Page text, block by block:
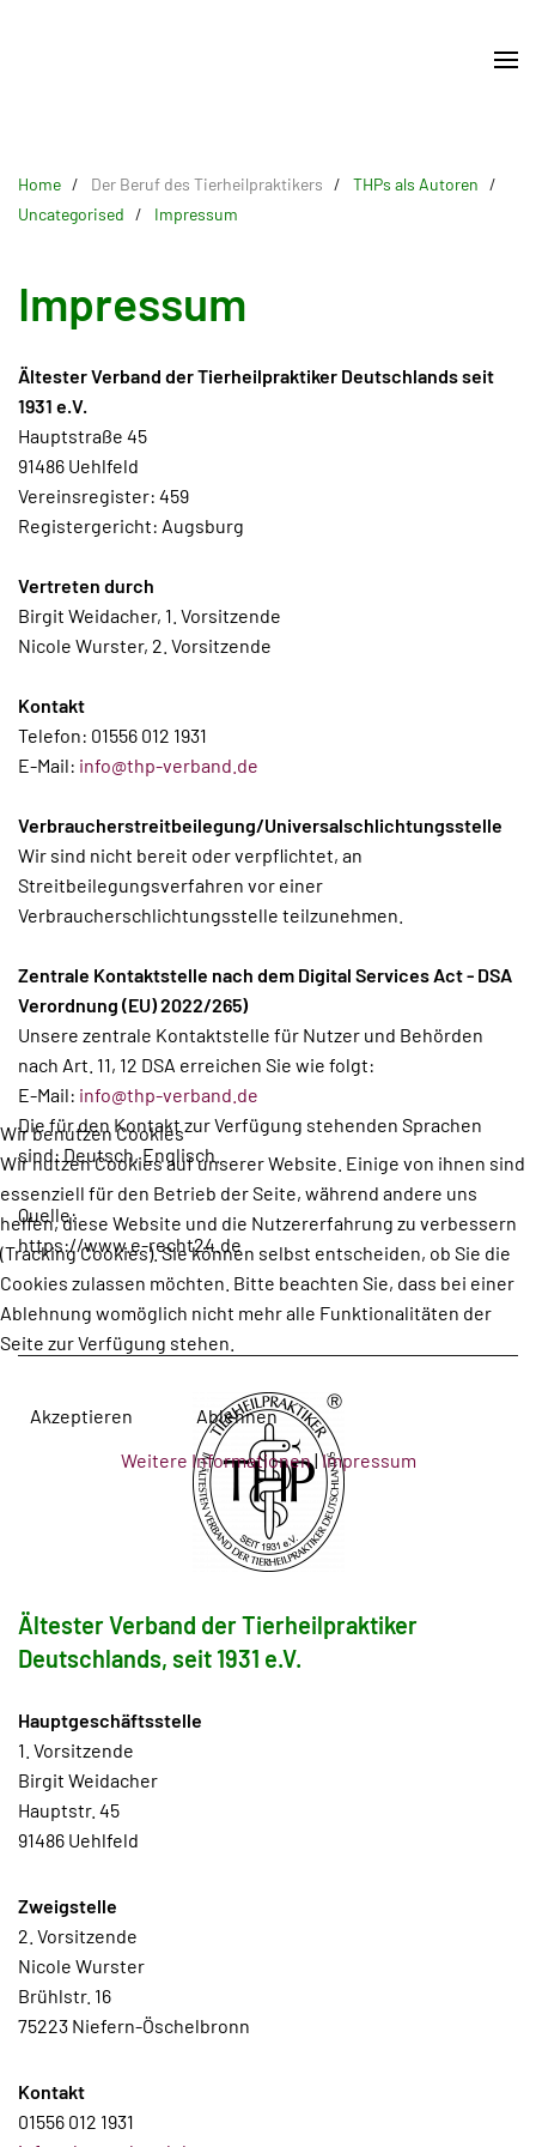
Home Der Beruf des Tierheilpraktikers
THPs als Autoren
Uncategorised
Impressum
Impressum
Ältester Verband der Tierheilpraktiker Deutschlands seit
1931 e.V.
Hauptstraße 45
91486 Uehlfeld
Vereinsregister: 459
Registergericht: Augsburg
Vertreten durch
Birgit Weidacher, 1. Vorsitzende
Nicole Wurster, 2. Vorsitzende
Kontakt
Telefon: 01556 012 1931
E-Mail: info@thp-verband.de
Verbraucherstreitbeilegung/Universalschlichtungsstelle
Wir sind nicht bereit oder verpflichtet, an
Streitbeilegungsverfahren vor einer
Verbraucherschlichtungsstelle teilzunehmen.
Zentrale Kontaktstelle nach dem Digital Services Act - DSA
Verordnung (EU) 2022/265)
Unsere zentrale Kontaktstelle für Nutzer und Behörden
nach Art. 11, 12 DSA erreichen Sie wie folgt:
E-Mail: info@thp-verband.de
Die für den Kontakt zur Verfügung stehenden Sprachen
sind: Deutsch, Englisch.
Quelle:
https://www.e-recht24.de
Ältester Verband der Tierheilpraktiker
Deutschlands, seit 1931 e.V.
Hauptgeschäftsstelle
1. Vorsitzende
Birgit Weidacher
Hauptstr. 45
91486 Uehlfeld
Zweigstelle
2. Vorsitzende
Nicole Wurster
Brühlstr. 16
75223 Niefern-Öschelbronn
Kontakt
01556 012 1931
Wir benutzen Cookies
Wir nutzen Cookies auf unserer Website. Einige von ihnen sind
essenziell für den Betrieb der Seite, während andere uns
helfen, diese Website und die Nutzererfahrung zu verbessern
(Tracking Cookies). Sie können selbst entscheiden, ob Sie die
Cookies zulassen möchten. Bitte beachten Sie, dass bei einer
Ablehnung womöglich nicht mehr alle Funktionalitäten der
Seite zur Verfügung stehen.
Akzeptieren
Ablehnen
Weitere Informationen|Impressum